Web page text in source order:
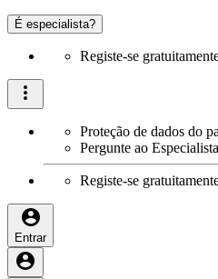
É especialista?
Registe-se
Proteção de dados do
Pergunte ao Especialista
Registe-se
Entrar